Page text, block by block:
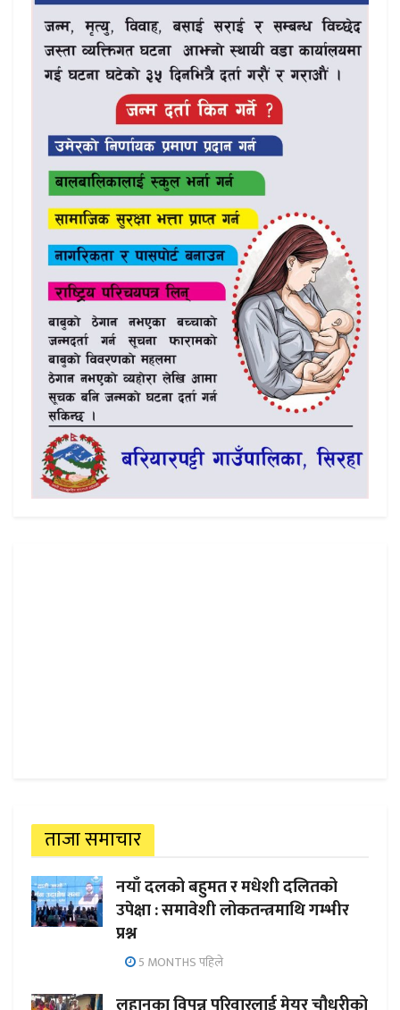
ताजा समाचार
नयाँ दलको बहुमत र मधेशी दलितको
उपेक्षा : समावेशी लोकतन्त्रमाथि गम्भीर
प्रश्न
5 MONTHS पहिले